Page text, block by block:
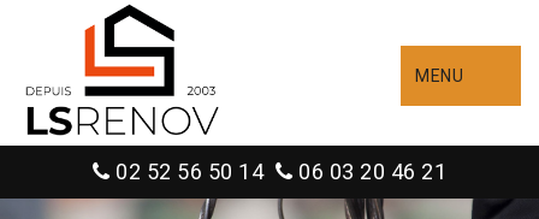
MENU
02 52 56 50 14 06 03 20 46 21